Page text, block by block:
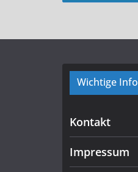
Wichtige
Kontakt
Impressum